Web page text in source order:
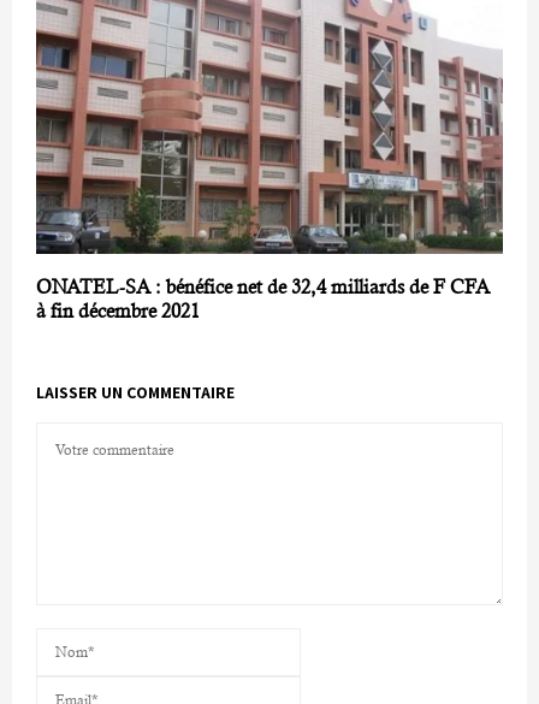
ONATEL-SA : bénéfice net de 32,4 milliards de F CFA
à fin décembre 2021
LAISSER UN COMMENTAIRE